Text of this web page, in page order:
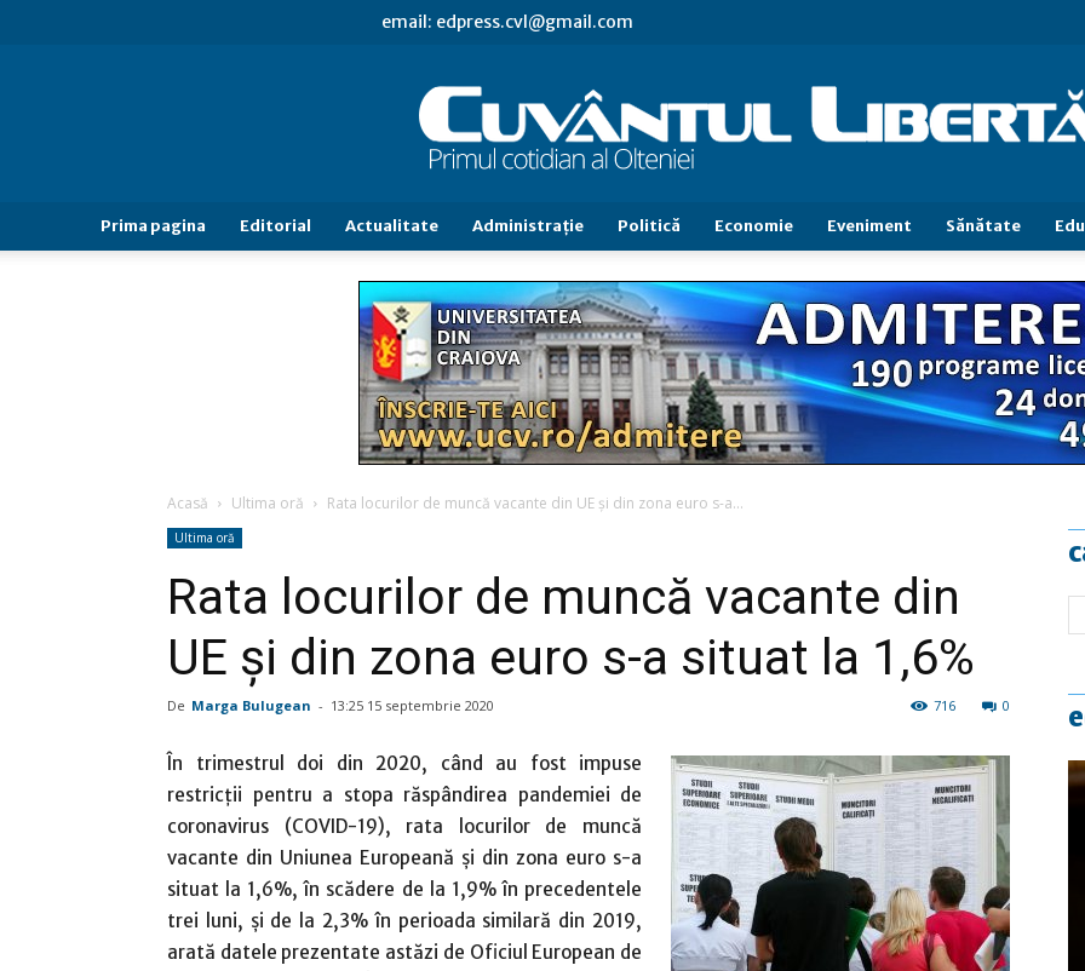
email: edpress.cvl@gmail.com
Cuvântul
Libertăţii
Prima pagina Editorial Actualitate Administraţie Politică Economie Eveniment Sănătate
Acasă Ultima oră Rata locurilor de muncă vacante din UE şi din zona euro s-a...
Ultima oră
Rata locurilor de muncă vacante din
UE şi din zona euro s-a situat la 1,6%
De Marga Bulugean - 13:25 15 septembrie 2020 0
716
În trimestrul doi din 2020, când au fost impuse
restricţii pentru a stopa răspândirea pandemiei de
coronavirus (COVID-19), rata locurilor de muncă
vacante din Uniunea Europeană şi din zona euro s-a
situat la 1,6%, în scădere de la 1,9% în precedentele
trei luni, şi de la 2,3% în perioada similară din 2019,
arată datele prezentate astăzi de Oficiul European de